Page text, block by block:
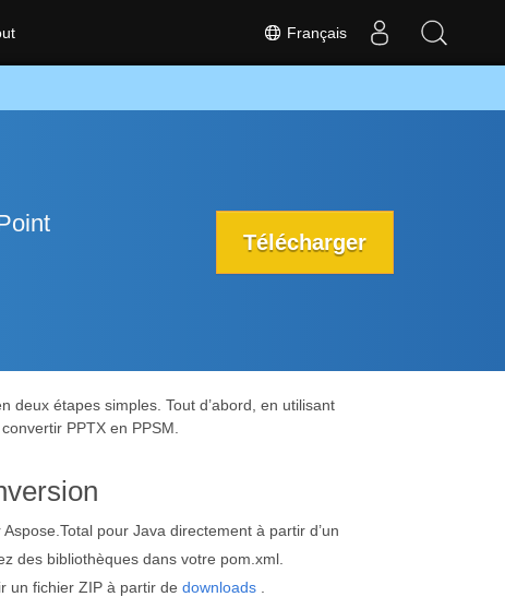
Français
Télécharger
deux étapes simples. Tout d’abord, en utilisant
PPTX en PPSM.
pour Java directement à partir d’un
des bibliothèques dans votre pom.xml.
un fichier ZIP à partir de downloads